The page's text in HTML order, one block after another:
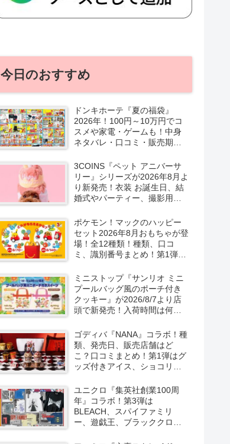
今日のおすすめ
ドンキホーテ『夏の福袋』
2026年！100円～10万円でコ
スメや家電・ゲームも！中身
ネタバレ・口コミ・販売期
3COINS『ペット アニバーサ
リー』シリーズが2026年8月よ
り新発売！衣装 お誕生日、結
婚式やパーティー、撮影用グ
ポケモン！マックのハッピー
セット2026年8月おもちゃが登
場！全12種類！種類、口コ
ミ、識別番号まとめ！第1弾は
ミニストップ『サンリオ ミニ
プールバッグ風のポーチ付き
クッキー』が2026/8/7より店
頭で新発売！入荷時間は何
施！キティ&ダニエル、マイメ
ロ＆クロミの2種類！
ゴディバ『NANA』コラボ！種
類、発売日、販売店舗はど
こ？口コミまとめ！第1弾はグ
ッズ付きアイス、ショコリキ
より新発売！第2弾は限定チョ
コレートなどが2026年10月？
再販売は？
ユニクロ『集英社創業100周
年』コラボ！第3弾は
BLEACH、スパイファミリ
ー、遊戯王、ブラッククロー